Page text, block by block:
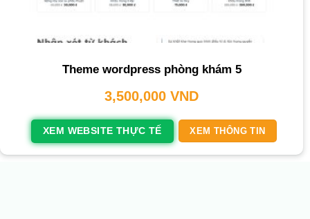
Theme wordpress phòng khám 5
3,500,000 VND
XEM WEBSITE THỰC TẾ XEM THÔNG TIN